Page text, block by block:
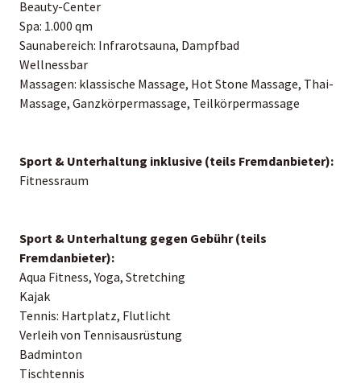
Beauty-Center
Spa: 1.000 qm
Saunabereich: Infrarotsauna, Dampfbad
Wellnessbar
Massagen: klassische Massage, Hot Stone Massage, Thai-
Massage, Ganzkörpermassage, Teilkörpermassage
Sport & Unterhaltung inklusive (teils Fremdanbieter):
Fitnessraum
Sport & Unterhaltung gegen Gebühr (teils
Fremdanbieter):
Aqua Fitness, Yoga, Stretching
Kajak
Tennis: Hartplatz, Flutlicht
Verleih von Tennisausrüstung
Badminton
Tischtennis